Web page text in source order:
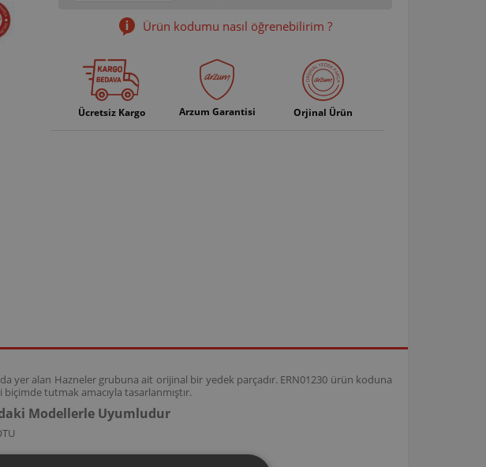
Ürün kodumu nasıl öğrenebilirim ?
Ücretsiz Kargo Arzum Garantisi Orjinal Ürün
yer alan Hazneler grubuna ait orijinal bir yedek parçadır. ERN01230 ürün koduna
tutmak amacıyla tasarlanmıştır.
Modellerle Uyumludur